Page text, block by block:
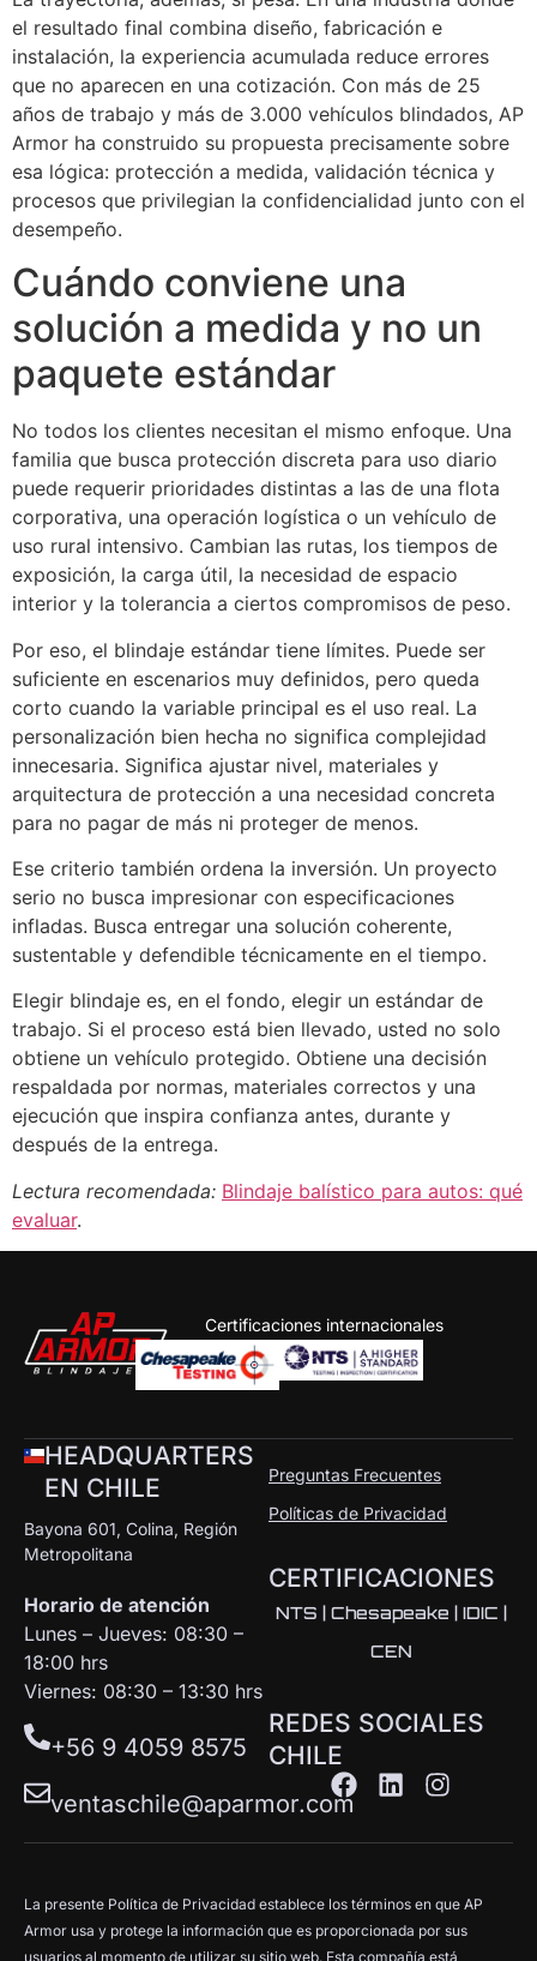
el resultado final combina diseño, fabricación e
instalación, la experiencia acumulada reduce errores
que no aparecen en una cotización. Con más de 25
años de trabajo y más de 3.000 vehículos blindados, AP
Armor ha construido su propuesta precisamente sobre
esa lógica: protección a medida, validación técnica y
procesos que privilegian la confidencialidad junto con el
desempeño.
Cuándo conviene una
solución a medida y no un
paquete estándar
No todos los clientes necesitan el mismo enfoque. Una
familia que busca protección discreta para uso diario
puede requerir prioridades distintas a las de una flota
corporativa, una operación logística o un vehículo de
uso rural intensivo. Cambian las rutas, los tiempos de
exposición, la carga útil, la necesidad de espacio
interior y la tolerancia a ciertos compromisos de peso.
Por eso, el blindaje estándar tiene límites. Puede ser
suficiente en escenarios muy definidos, pero queda
corto cuando la variable principal es el uso real. La
personalización bien hecha no significa complejidad
innecesaria. Significa ajustar nivel, materiales y
arquitectura de protección a una necesidad concreta
para no pagar de más ni proteger de menos.
Ese criterio también ordena la inversión. Un proyecto
serio no busca impresionar con especificaciones
infladas. Busca entregar una solución coherente,
sustentable y defendible técnicamente en el tiempo.
Elegir blindaje es, en el fondo, elegir un estándar de
trabajo. Si el proceso está bien llevado, usted no solo
obtiene un vehículo protegido. Obtiene una decisión
respaldada por normas, materiales correctos y una
ejecución que inspira confianza antes, durante y
después de la entrega.
Lectura recomendada: Blindaje balístico para autos: qué
evaluar.
Certificaciones internacionales
HEADQUARTERS
EN CHILE
Bayona 601, Colina, Región
Metropolitana
Horario de atención
Lunes – Jueves: 08:30 –
18:00 hrs
Viernes: 08:30 – 13:30 hrs
+56 9 4059 8575
ventaschile@aparmor.com
Preguntas Frecuentes
Políticas de Privacidad
CERTIFICACIONES
NTS | Chesapeake | IDIC |
CEN
REDES SOCIALES
CHILE
La presente Política de Privacidad establece los términos en que AP
Armor usa y protege la información que es proporcionada por sus
usuarios al momento de utilizar su sitio web. Esta compañía está